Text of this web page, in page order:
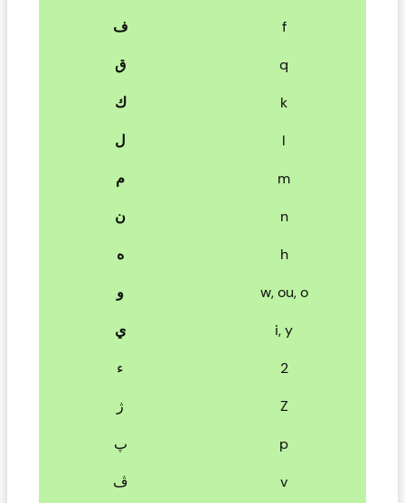
ف
f
ق
q
ك
k
ل
l
م
m
ن
n
ه
h
و
w, ou, o
ي
i, y
ء
2
ژ
Z
پ
p
ڤ
v